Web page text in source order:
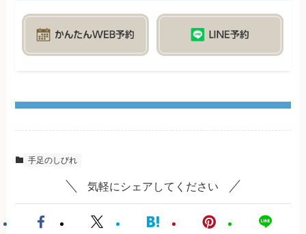
手足のしびれ
気軽にシェアしてください